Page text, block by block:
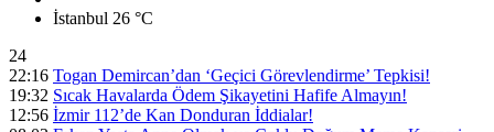
İstanbul 26 °C
24
22:16 Togan Demircan’dan ‘Geçici Görevlendirme’ Tepkisi!
19:32 Sıcak Havalarda Ödem Şikayetini Hafife Almayın!
12:56 İzmir 112’de Kan Donduran İddialar!